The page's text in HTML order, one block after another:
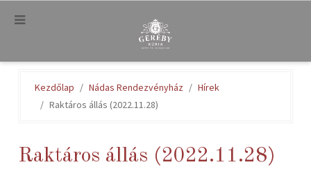
.
Kezdőlap Nádas Rendezvényház
Hírek
Raktáros állás (2022.11.28)
Raktáros állás (2022.11.28)